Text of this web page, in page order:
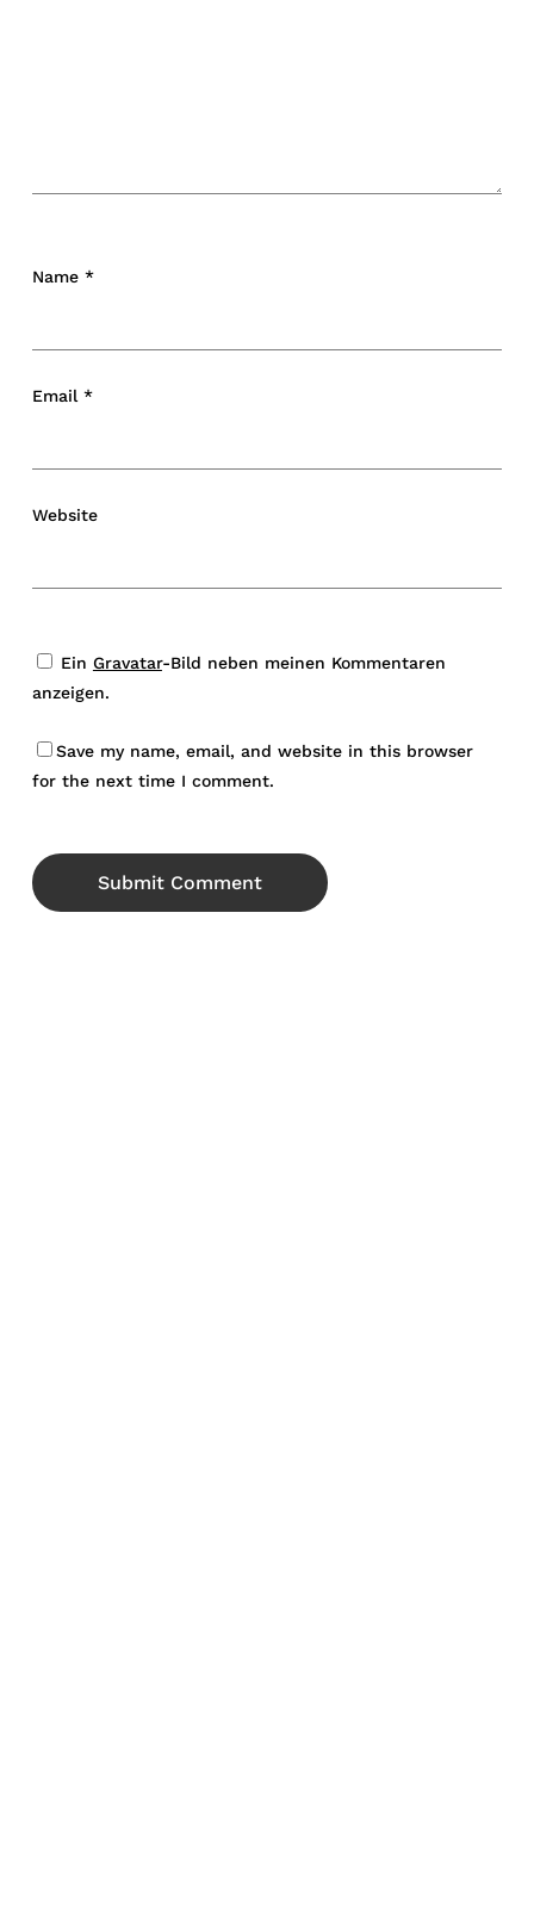
Name *
Email *
Website
Ein Gravatar-Bild neben meinen Kommentaren
anzeigen.
Save my name, email, and website in this browser
for the next time I comment.